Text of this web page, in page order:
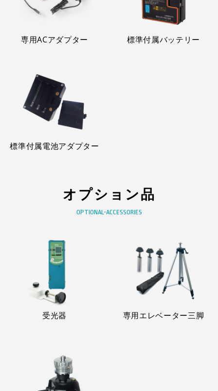
専用ACアダプター 標準付属バッテリー
標準付属電池アダプター
オプション品
OPTIONAL-ACCESSORIES
受光器 専用エレベーター三脚